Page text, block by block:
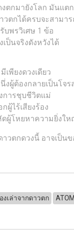
ตกมายังโลก มันแต
ตกได้ครบจะสามา
บพรวิเศษ 1 ข้อ
ป็นจริงดังหวังได้
พียงดวงเดียว
ผู้ต้องกลายเป็นโจร
การชุบชีวิตแม่
ผู้ไร้เสียงร้อง
ดผู้โหยหาความยิ่งใ
าวตกดวงนี้ อาจเป็น
งเล่าจากดาวตก